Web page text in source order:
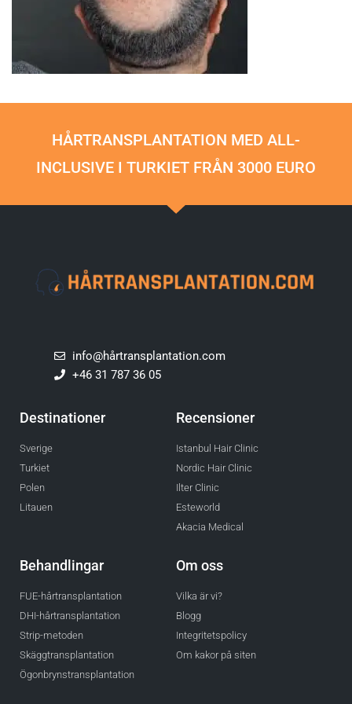
HÅRTRANSPLANTATION MED ALL-
INCLUSIVE I TURKIET FRÅN 3000 EURO
info@hårtransplantation.com
+46 31 787 36 05
Destinationer
Sverige
Turkiet
Polen
Litauen
Recensioner
Istanbul Hair Clinic
Nordic Hair Clinic
Ilter Clinic
Esteworld
Akacia Medical
Behandlingar
FUE-hårtransplantation
DHI-hårtransplantation
Strip-metoden
Skäggtransplantation
Ögonbrynstransplantation
Om oss
Vilka är vi?
Blogg
Integritetspolicy
Om kakor på siten